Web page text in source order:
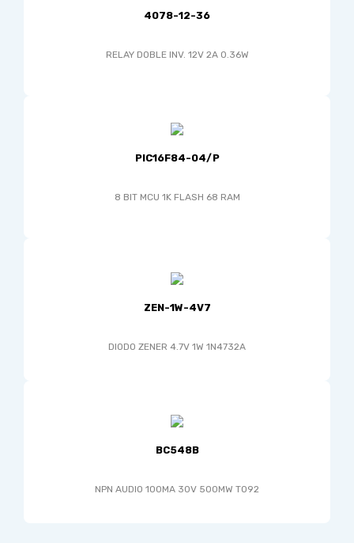
4078-12-36
RELAY DOBLE INV. 12V 2A 0.36W
PIC16F84-04/P
8 BIT MCU 1K FLASH 68 RAM
ZEN-1W-4V7
DIODO ZENER 4.7V 1W 1N4732A
BC548B
NPN AUDIO 100MA 30V 500MW TO92